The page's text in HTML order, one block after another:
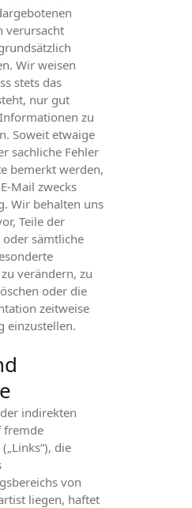
verursacht
Wir weisen
stets das
nur gut
zu
Soweit etwaige
sachliche Fehler
bemerkt werden,
Mail zwecks
Wir behalten uns
Teile der
sämtliche
verändern, zu
oder die
zeitweise
einzustellen.
indirekten
fremde
die
von
liegen, haftet